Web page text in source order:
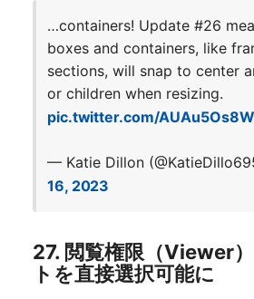
…containers! Update #26
boxes and containers, like
sections, will snap to center
or children when resizing.
pic.twitter.com/
— Katie Dillon
16, 2023
27. 閲覧権限（Viewer
トを直接選択可能に